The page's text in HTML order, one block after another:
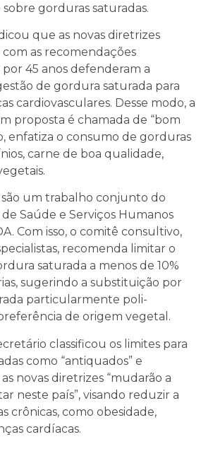
gorduras saturadas.
que as novas diretrizes
as recomendações
45 anos defenderam a
de gordura saturada para
cardiovasculares. Desse modo, a
proposta é chamada de “bom
enfatiza o consumo de gorduras
carne de boa qualidade,
são um trabalho conjunto do
Saúde e Serviços Humanos
Com isso, o comitê consultivo,
recomenda limitar o
saturada a menos de 10%
sugerindo a substituição por
particularmente poli-
de origem vegetal.
classificou os limites para
como “antiquados” e
novas diretrizes “mudarão a
neste país”, visando reduzir a
crônicas, como obesidade,
cardíacas.